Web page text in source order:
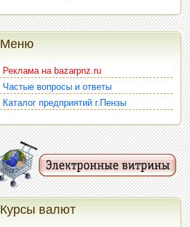
Меню
Реклама на bazarpnz.ru
Частые вопросы и ответы
Каталог предприятий г.Пензы
Курсы валют